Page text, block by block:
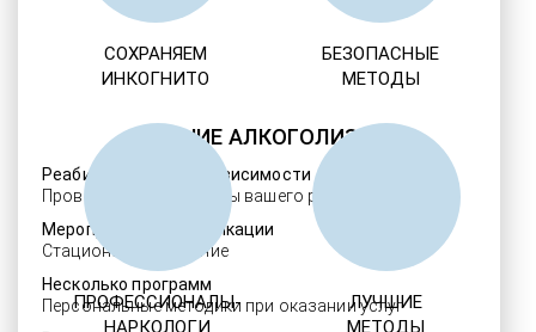
ЛЕЧЕНИЕ АЛКОГОЛИЗМА
Реабилитация алкозависимости
Проверенные ребцентры вашего региона
Мероприятия детоксикации
Стационарное лечение
Несколько программ
Персональные методики при оказании услуг
СОХРАНЯЕМ
ИНКОГНИТО
БЕЗОПАСНЫЕ
МЕТОДЫ
ПРОФЕССИОНАЛЫ-
НАРКОЛОГИ
ЛУЧШИЕ
МЕТОДЫ